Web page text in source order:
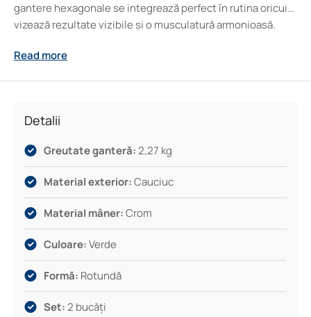
gantere hexagonale se integrează perfect în rutina oricui
vizează rezultate vizibile și o musculatură armonioasă.
fiecare ridicare transformă exercițiul de zi cu zi într-o
acasă sau vrei să-ți îmbunătățești performanța la sală.
Read more
Detalii
Greutate ganteră:2,27 kg
Material exterior:Cauciuc
Material mâner:Crom
Culoare:Verde
Formă: Rotundă
Set:2 bucăți